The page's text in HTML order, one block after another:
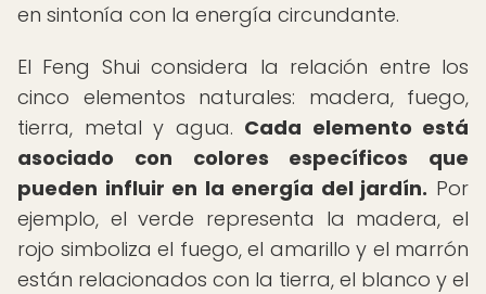
en sintonía con la energía circundante.
El Feng Shui considera la relación entre los
cinco elementos naturales: madera, fuego,
tierra, metal y agua. Cada elemento está
asociado con colores específicos que
pueden influir en la energía del jardín. Por
ejemplo, el verde representa la madera, el
rojo simboliza el fuego, el amarillo y el marrón
están relacionados con la tierra, el blanco y el